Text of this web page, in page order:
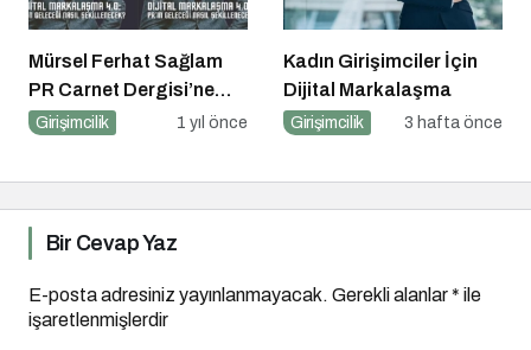
Mürsel Ferhat Sağlam
PR Carnet Dergisi’ne
Konuştu
Girişimcilik 1 yıl önce
Kadın Girişimciler İçin
Dijital Markalaşma
Girişimcilik 3 hafta önce
Bir Cevap Yaz
E-posta adresiniz yayınlanmayacak. Gerekli alanlar* ile
işaretlenmişlerdir